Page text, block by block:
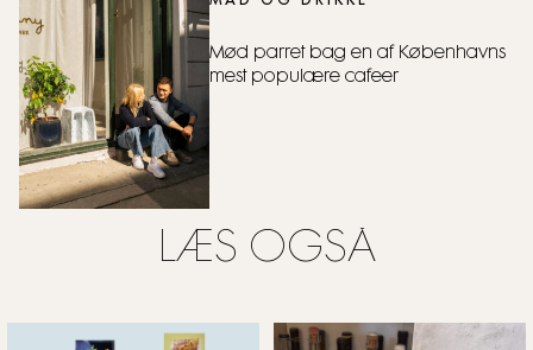
Mød parret bag en af Københavns
mest populære cafeer
LÆS OGSÅ